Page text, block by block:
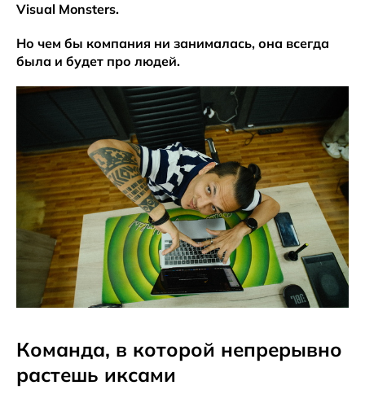
Visual Monsters.
Но чем бы компания ни занималась, она всегда
была и будет про людей.
Команда, в которой непрерывно
растешь иксами